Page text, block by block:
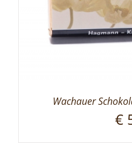
Wachauer
€